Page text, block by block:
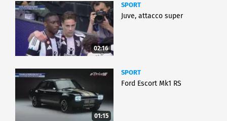
02:16
SPORT
Juve, attacco super
01:15
SPORT
Ford Escort Mk1 RS